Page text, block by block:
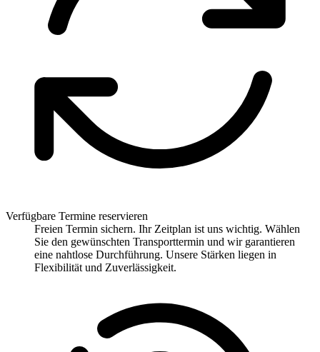
Verfügbare Termine reservieren
Freien Termin sichern. Ihr Zeitplan ist uns wichtig. Wählen
Sie den gewünschten Transporttermin und wir garantieren
eine nahtlose Durchführung. Unsere Stärken liegen in
Flexibilität und Zuverlässigkeit.